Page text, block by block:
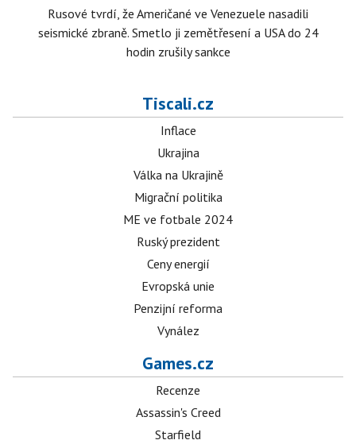
Rusové tvrdí, že Američané ve Venezuele nasadili
seismické zbraně. Smetlo ji zemětřesení a USA do 24
hodin zrušily sankce
Tiscali.cz
Inflace
Ukrajina
Válka na Ukrajině
Migrační politika
ME ve fotbale 2024
Ruský prezident
Ceny energií
Evropská unie
Penzijní reforma
Vynález
Games.cz
Recenze
Assassin's Creed
Starfield